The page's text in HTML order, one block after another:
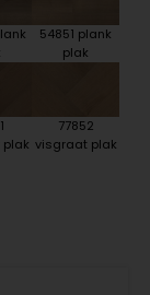
54851 plank
plak
77852
visgraat plak